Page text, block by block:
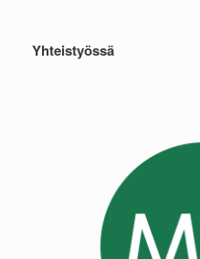
Yhteistyössä